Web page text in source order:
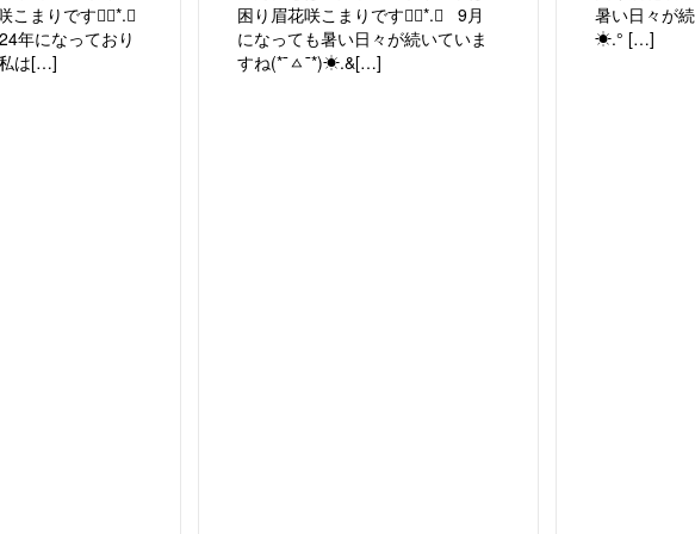
こまりです❁⃘*.ﾟ
年になっており
は[…]
困り眉花咲こまりです❁⃘*.ﾟ 9月
になっても暑い日々が続いていま
すね(*¯ㅿ¯*)☀︎.&[…]
暑い日々が
☀︎.° […]